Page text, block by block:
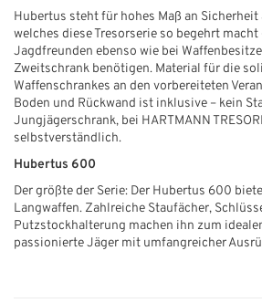
Hubertus steht für hohes Maß an Sicherheit
welches diese Tresorserie so begehrt macht
Jagdfreunden ebenso wie bei
Zweitschrank benötigen. Material für die
Waffenschrankes an den vorbereiteten
Boden und Rückwand ist inklusive – kein
Jungjägerschrank, bei HARTMANN
selbstverständlich.
Hubertus 600
Der größte der Serie: Der Hubertus 600
Langwaffen. Zahlreiche Staufächer,
Putzstockhalterung machen ihn zum
passionierte Jäger mit umfangreicher